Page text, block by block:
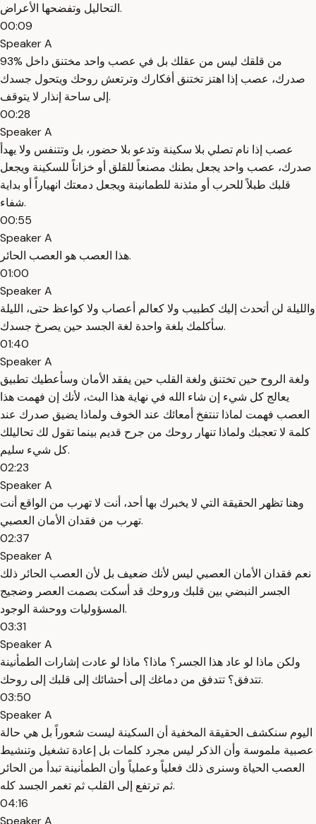
التحاليل وتفضحها الأعراض.
00:09
Speaker A
93% من قلقك ليس من عقلك بل في عصب واحد مختنق داخل
صدرك، عصب إذا اهتز تختنق أفكارك وترتعش روحك ويتحول جسدك
إلى ساحة إنذار لا يتوقف.
00:28
Speaker A
عصب إذا نام تصلي بلا سكينة وتدعو بلا حضور، بل وتتنفس ولا يهدأ
صدرك، عصب واحد يجعل بطنك مصنعاً للقلق أو خزاناً للسكينة ويجعل
قلبك طبلاً للحرب أو مئذنة للطمانينة ويجعل دمعتك انهياراً أو بداية
شفاء.
00:55
Speaker A
هذا العصب هو العصب الحائر.
01:00
Speaker A
والليلة لن أتحدث إليك كطبيب ولا كعالم أعصاب ولا كواعظ حتى، الليلة
سأكلمك بلغة واحدة لغة الجسد حين يصرخ جسدك.
01:40
Speaker A
ولغة الروح حين تختنق ولغة القلب حين يفقد الأمان وسأعطيك تطبيق
يعالج كل شيء إن شاء الله في نهاية هذا البث، لأنك إن فهمت هذا
العصب فهمت لماذا تنتفخ أمعائك عند الخوف ولماذا يضيق صدرك عند
كلمة لا تعجبك ولماذا تنهار روحك من جرح قديم بينما تقول لك تحاليلك
كل شيء سليم.
02:23
Speaker A
وهنا تظهر الحقيقة التي لا يخبرك بها أحد، أنت لا تهرب من الواقع أنت
تهرب من فقدان الأمان العصبي.
02:37
Speaker A
نعم فقدان الأمان العصبي ليس لأنك ضعيف بل لأن العصب الحائر ذلك
الجسر النبضي بين قلبك وروحك قد أسكت بصمت العصر وضجيج
المسؤوليات ووحشة الوجود.
03:31
Speaker A
ولكن ماذا لو عاد هذا الجسر؟ ماذا؟ ماذا لو عادت إشارات الطمأنينة
تتدفق؟ تتدفق من دماغك إلى أحشائك إلى قلبك إلى روحك.
03:50
Speaker A
اليوم سنكشف الحقيقة المخفية أن السكينة ليست شعوراً بل هي حالة
عصبية ملموسة وأن الذكر ليس مجرد كلمات بل إعادة تشغيل وتنشيط
العصب الحياة وسنرى ذلك فعلياً وعملياً وأن الطمأنينة تبدأ من الحائر
ثم ترتفع إلى القلب ثم تغمر الجسد كله.
04:16
Speaker A